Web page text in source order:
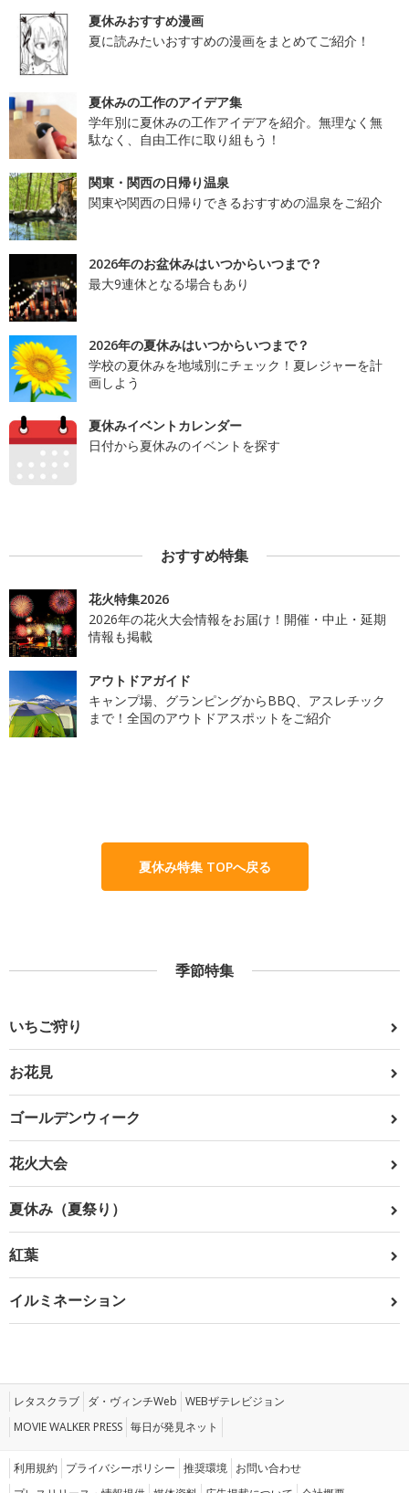
夏休みおすすめ漫画
夏に読みたいおすすめの漫画をまとめてご紹介！
夏休みの工作のアイデア集
学年別に夏休みの工作アイデアを紹介。無理なく無
駄なく、自由工作に取り組もう！
関東・関西の日帰り温泉
関東や関西の日帰りできるおすすめの温泉をご紹介
2026年のお盆休みはいつからいつまで？
最大9連休となる場合もあり
2026年の夏休みはいつからいつまで？
学校の夏休みを地域別にチェック！夏レジャーを計
画しよう
夏休みイベントカレンダー
日付から夏休みのイベントを探す
おすすめ特集
花火特集2026
2026年の花火大会情報をお届け！開催・中止・延期
情報も掲載
アウトドアガイド
キャンプ場、グランピングからBBQ、アスレチック
まで！全国のアウトドアスポットをご紹介
夏休み特集 TOPへ戻る
季節特集
いちご狩り
お花見
ゴールデンウィーク
花火大会
夏休み（夏祭り）
紅葉
イルミネーション
レタスクラブ ダ・ヴィンチWeb WEBザテレビジョン
MOVIE WALKER PRESS 毎日が発見ネット
利用規約 プライバシーポリシー 推奨環境 お問い合わせ